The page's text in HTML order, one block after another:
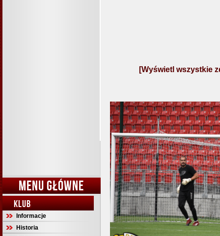
MENU GŁÓWNE
KLUB
Informacje
Historia
[Wyświetl wszystkie